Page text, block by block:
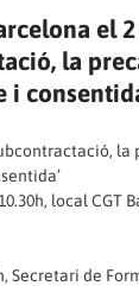
el
la
i
local CGT
Secretari de